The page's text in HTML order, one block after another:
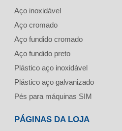
Aço inoxidável
Aço cromado
Aço fundido cromado
Aço fundido preto
Plástico aço inoxidável
Plástico aço galvanizado
Pés para máquinas SIM
PÁGINAS DA LOJA